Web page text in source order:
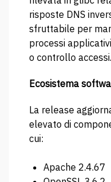
risposte DNS
sfruttabile per
processi
o controllo accessi.
Ecosistema
La release
elevato di
cui:
Apache 2.4.67